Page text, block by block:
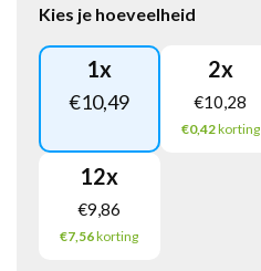
Kies je hoeveelheid
1x
€10,49
2x
€10,28
€0,42korting
12x
€9,86
€7,56korting